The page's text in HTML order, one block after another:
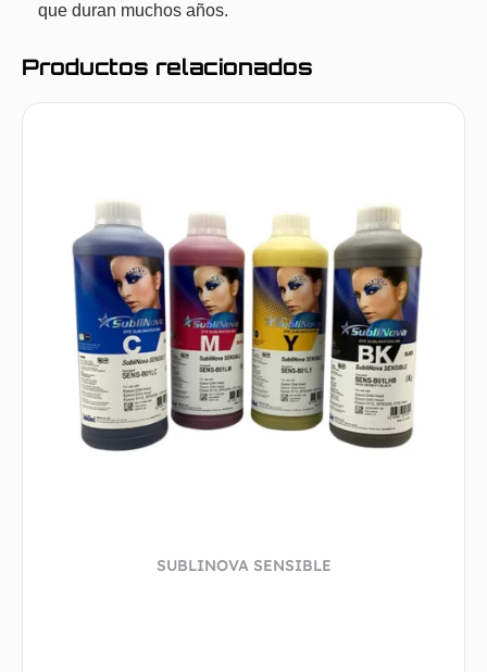
que duran muchos años.
Productos relacionados
SUBLINOVA SENSIBLE